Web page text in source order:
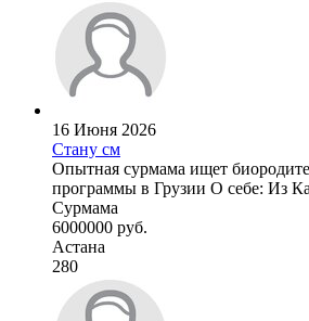
16 Июня 2026
Стану см
Опытная сурмама ищет
программы в Грузии О себе: Из
Сурмама
6000000 руб.
Астана
280